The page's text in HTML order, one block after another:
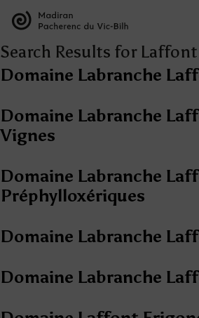
Search Results for Laffont
Domaine Labranche
Domaine Labranche
Vignes
Domaine Labranche
Préphylloxériques
Domaine Labranche
Domaine Labranche